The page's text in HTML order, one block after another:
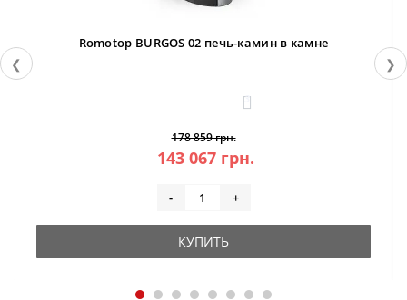
❮
Romotop BURGOS 02 печь-камин в камне
3
178 859 грн.
143 067 грн.
- +
КУПИТЬ
❯